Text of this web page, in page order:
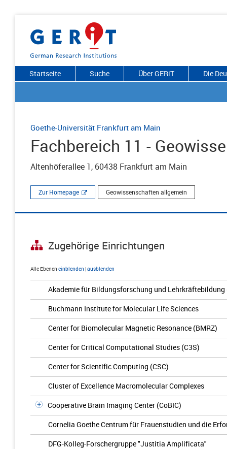
Startseite Suche Über GERiT Die
Goethe-Universität Frankfurt am Main
Fachbereich 11 -
Altenhöferallee 1, 60438 Frankfurt am Main
Zur Homepage Geowissenschaften allgemein
Zugehörige Einrichtungen
Alle Ebenen einblenden |ausblenden
Akademie für Bildungsforschung und Lehrkräftebildung
Buchmann Institute for Molecular Life Sciences
Center for Biomolecular Magnetic Resonance (BMRZ)
Center for Critical Computational Studies (C3S)
Center for Scientific Computing (CSC)
Cluster of Excellence Macromolecular Complexes
Cooperative Brain Imaging Center (CoBIC)
Cornelia Goethe Centrum für Frauenstudien und die
DFG-Kolleg-Forschergruppe "Justitia Amplificata"